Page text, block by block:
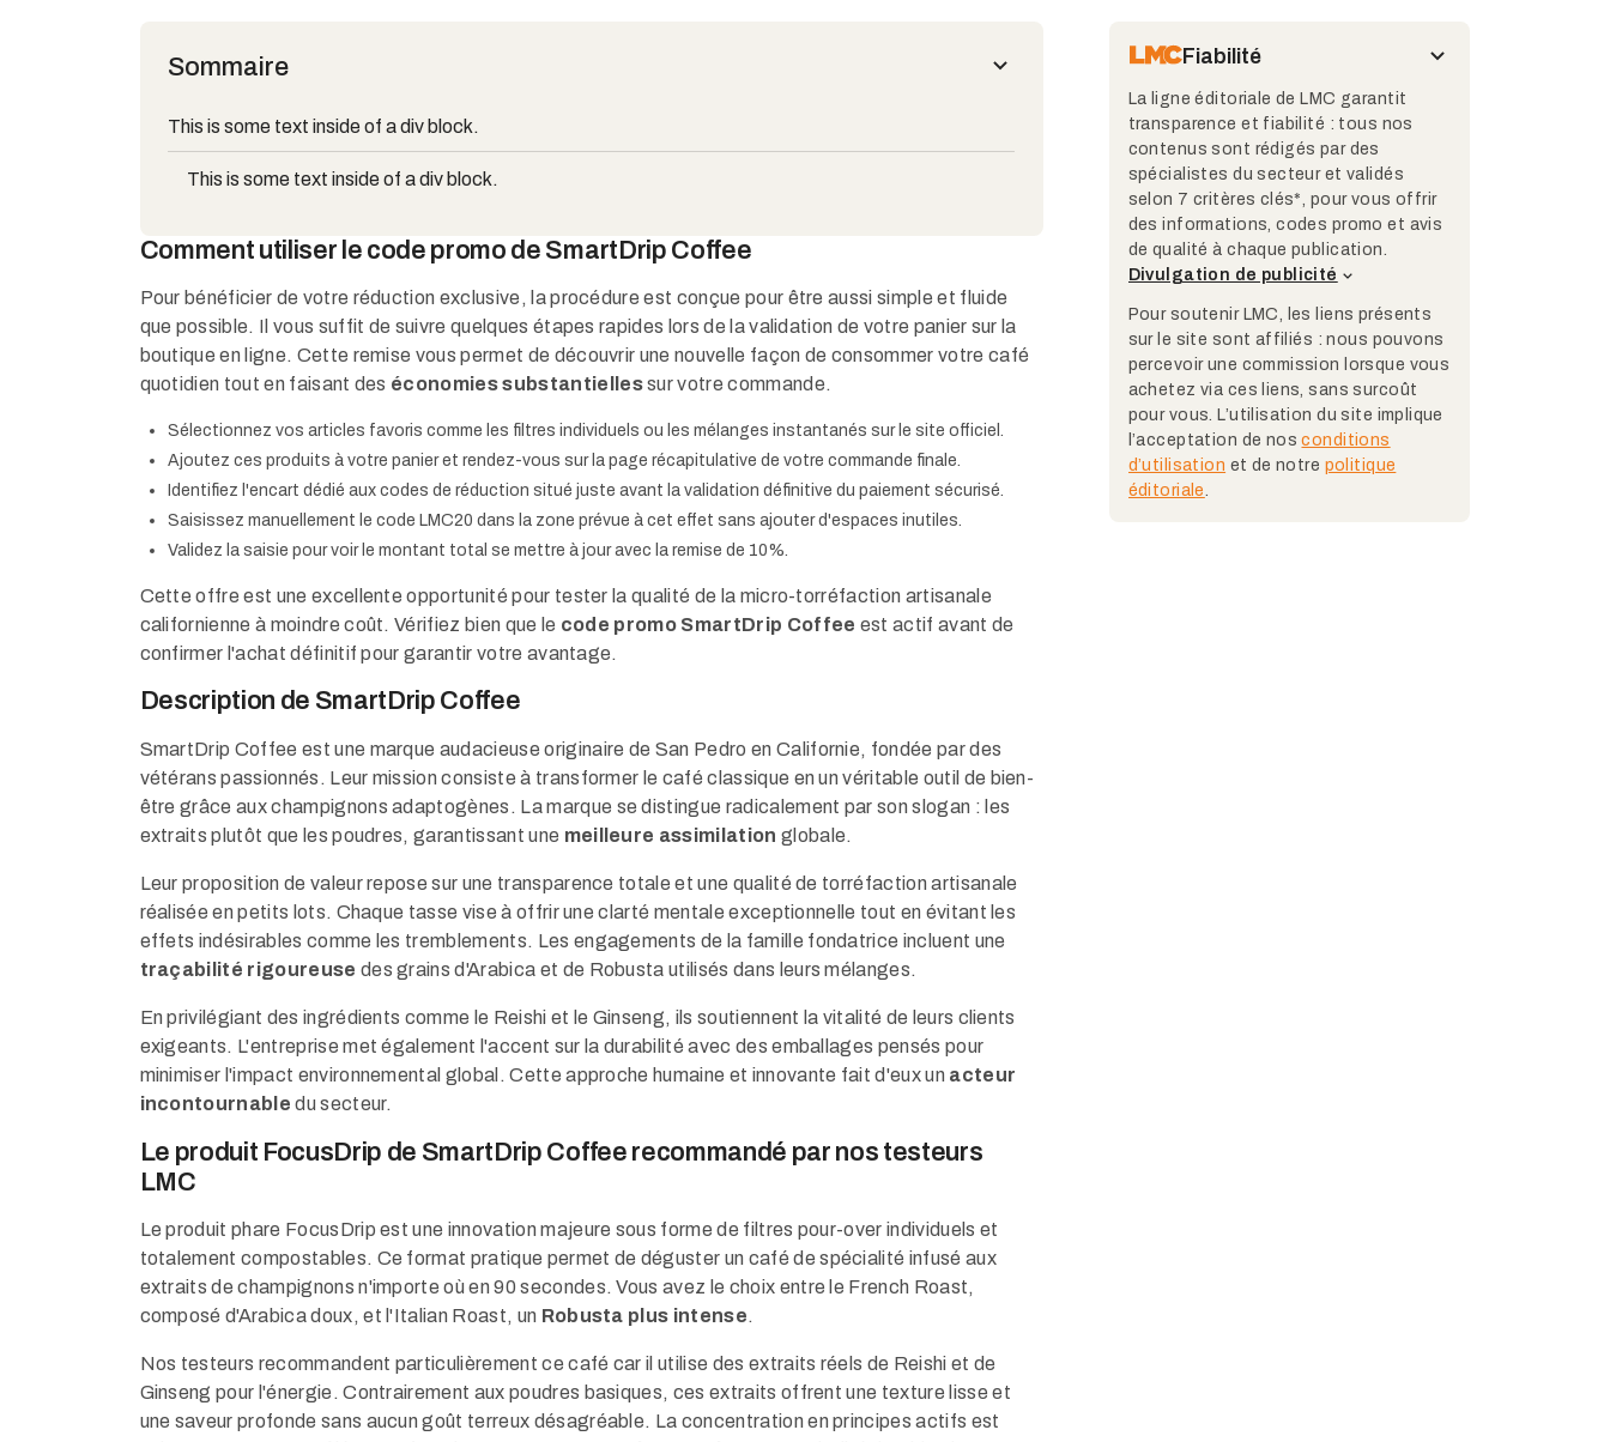
Sommaire
This is some text inside of a div block.
This is some text inside of a div block.
Comment utiliser le code promo de SmartDrip Coffee
Pour bénéficier de votre réduction exclusive, la procédure est conçue pour être aussi simple et fluide
que possible. Il vous suffit de suivre quelques étapes rapides lors de la validation de votre panier sur la
boutique en ligne. Cette remise vous permet de découvrir une nouvelle façon de consommer votre café
quotidien tout en faisant des économies substantiellessur votre commande.
Sélectionnez vos articles favoris comme les filtres individuels ou les mélanges instantanés sur le site officiel.
Ajoutez ces produits à votre panier et rendez-vous sur la page récapitulative de votre commande finale.
Identifiez l'encart dédié aux codes de réduction situé juste avant la validation définitive du paiement sécurisé.
Saisissez manuellement le code LMC20 dans la zone prévue à cet effet sans ajouter d'espaces inutiles.
Validez la saisie pour voir le montant total se mettre à jour avec la remise de 10%.
Cette offre est une excellente opportunité pour tester la qualité de la micro-torréfaction artisanale
californienne à moindre coût. Vérifiez bien que le code promo SmartDrip Coffee est actif avant de
confirmer l'achat définitif pour garantir votre avantage.
Description de SmartDrip Coffee
SmartDrip Coffee est une marque audacieuse originaire de San Pedro en Californie, fondée par des
vétérans passionnés. Leur mission consiste à transformer le café classique en un véritable outil de bien-
être grâce aux champignons adaptogènes. La marque se distingue radicalement par son slogan : les
extraits plutôt que les poudres, garantissant une meilleure assimilation globale.
Leur proposition de valeur repose sur une transparence totale et une qualité de torréfaction artisanale
réalisée en petits lots. Chaque tasse vise à offrir une clarté mentale exceptionnelle tout en évitant les
effets indésirables comme les tremblements. Les engagements de la famille fondatrice incluent une
traçabilité rigoureuse des grains d'Arabica et de Robusta utilisés dans leurs mélanges.
En privilégiant des ingrédients comme le Reishi et le Ginseng, ils soutiennent la vitalité de leurs clients
exigeants. L'entreprise met également l'accent sur la durabilité avec des emballages pensés pour
minimiser l'impact environnemental global. Cette approche humaine et innovante fait d'eux un acteur
incontournable du secteur.
Le produit FocusDrip de SmartDrip Coffee recommandé par nos testeurs
LMC
Le produit phare FocusDrip est une innovation majeure sous forme de filtres pour-over individuels et
totalement compostables. Ce format pratique permet de déguster un café de spécialité infusé aux
extraits de champignons n'importe où en 90 secondes. Vous avez le choix entre le French Roast,
composé d'Arabica doux, et l'Italian Roast, un Robusta plus intense.
Nos testeurs recommandent particulièrement ce café car il utilise des extraits réels de Reishi et de
Ginseng pour l'énergie. Contrairement aux poudres basiques, ces extraits offrent une texture lisse et
une saveur profonde sans aucun goût terreux désagréable. La concentration en principes actifs est
Fiabilité
La ligne éditoriale de LMC garantit
transparence et fiabilité : tous nos
contenus sont rédigés par des
spécialistes du secteur et validés
selon 7 critères clés*, pour vous offrir
des informations, codes promo et avis
de qualité à chaque publication.
Divulgation de publicité
Pour soutenir LMC, les liens présents
sur le site sont affiliés : nous pouvons
percevoir une commission lorsque vous
achetez via ces liens, sans surcoût
pour vous. L’utilisation du site implique
l’acceptation de nosconditions
d’utilisation et de notre politique
éditoriale